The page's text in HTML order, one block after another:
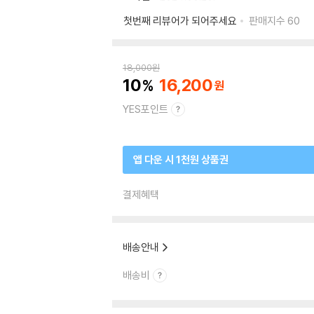
첫번째 리뷰어가 되어주세요
판매지수 60
18,000원
10 16,200
YES포인트
앱 다운 시 1천원 상품권
결제혜택
배송안내
배송비